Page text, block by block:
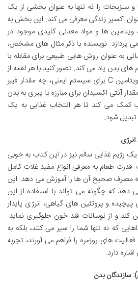
سبزیجات را نه تنها به عنوان بخشی از یک
اکسیر زندگی معرفی می کند. این بخش به
ها و مواد معدنی کلیدی موجود در
پردازد. نویسنده با ذکر مثال های مشخص،
به عنوان روش هایی طبیعی برای مقابله با
بدن یاد می کند. تصور کنید با هر لقمه از
یک میوه تازه، چه مقدار ویتامین C برای سیستم ایمنی، چه مقدار فیبر
آنتی اکسیدان برای مبارزه با پیری به بدن
کمک می کند تا هر انتخاب غذایی به یک
شود.
رژیم غذایی سالم نیز در این کتاب به خوبی
قدرت طعام به معرفی انواع مفید غلات کامل
مصرف صحیح آن ها را آموزش می دهد. این
که چگونه می تواند با استفاده از این
پیچیده و پروتئین های گیاهی، انرژی پایدار
کند و از نوسانات قند خون جلوگیری نماید.
که نه تنها شما را سیر می کنند، بلکه به
های روزمره را فراهم می آورند، تجربه
دارد.
سازندگان بدن